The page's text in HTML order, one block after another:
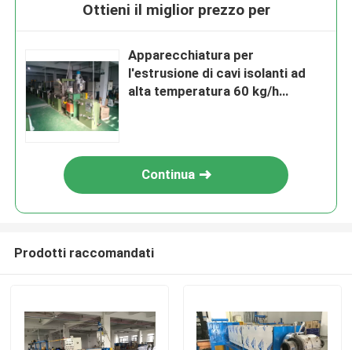
Ottieni il miglior prezzo per
Apparecchiatura per
l'estrusione di cavi isolanti ad
alta temperatura 60 kg/h
Continua
Prodotti raccomandati